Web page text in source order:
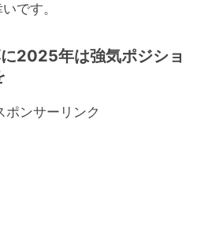
です。
2025年は強気ポジショ
ポンサーリンク